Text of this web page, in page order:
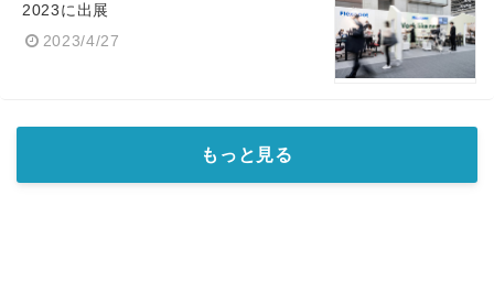
2023に出展
2023/4/27
もっと見る